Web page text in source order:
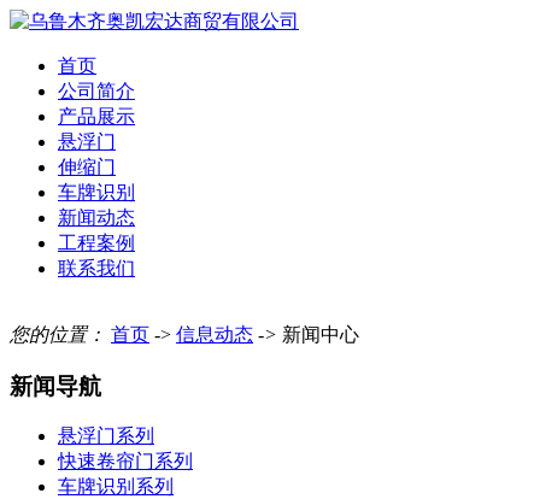
首页
公司简介
产品展示
悬浮门
伸缩门
车牌识别
新闻动态
工程案例
联系我们
您的位置： 首页 -> 信息动态 -> 新闻中心
新闻导航
悬浮门系列
快速卷帘门系列
车牌识别系列